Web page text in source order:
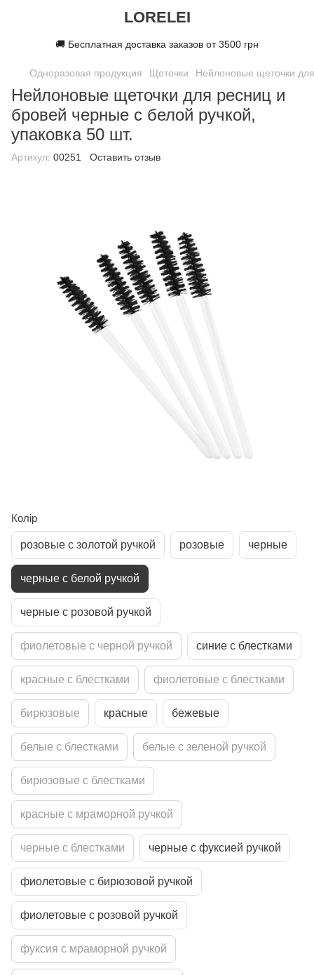
LORELEI
🚚 Бесплатная доставка заказов от 3500 грн
Одноразовая продукция Щеточки Нейлоновые щеточки
Нейлоновые щеточки для ресниц и
бровей черные с белой ручкой,
упаковка 50 шт.
Артикул: 00251 Оставить отзыв
Колір
розовые с золотой ручкой розовые черные
черные с белой ручкой
черные с розовой ручкой
фиолетовые с черной ручкой синие с блестками
красные с блестками фиолетовые с блестками
бирюзовые красные бежевые
белые с блестками белые с зеленой ручкой
бирюзовые с блестками
красные с мраморной ручкой
черные с блестками черные с фуксией ручкой
фиолетовые с бирюзовой ручкой
фиолетовые с розовой ручкой
фуксия с мраморной ручкой